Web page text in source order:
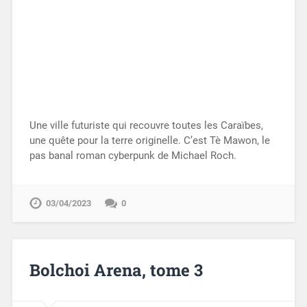
Une ville futuriste qui recouvre toutes les Caraïbes,
une quête pour la terre originelle. C’est Tè Mawon, le
pas banal roman cyberpunk de Michael Roch.
03/04/2023 0
Bolchoi Arena, tome 3